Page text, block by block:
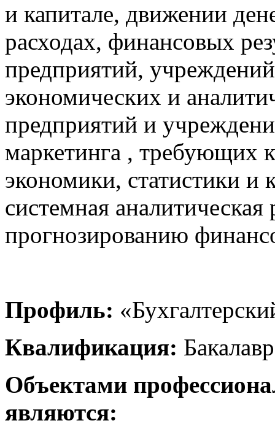
и капитале, движении
расходах, финансовых
предприятий,
экономических и
предприятий и
маркетинга , требующих
экономики, статистики
системная
прогнозированию
Профиль:
Квалификация:
Объектами
являются: